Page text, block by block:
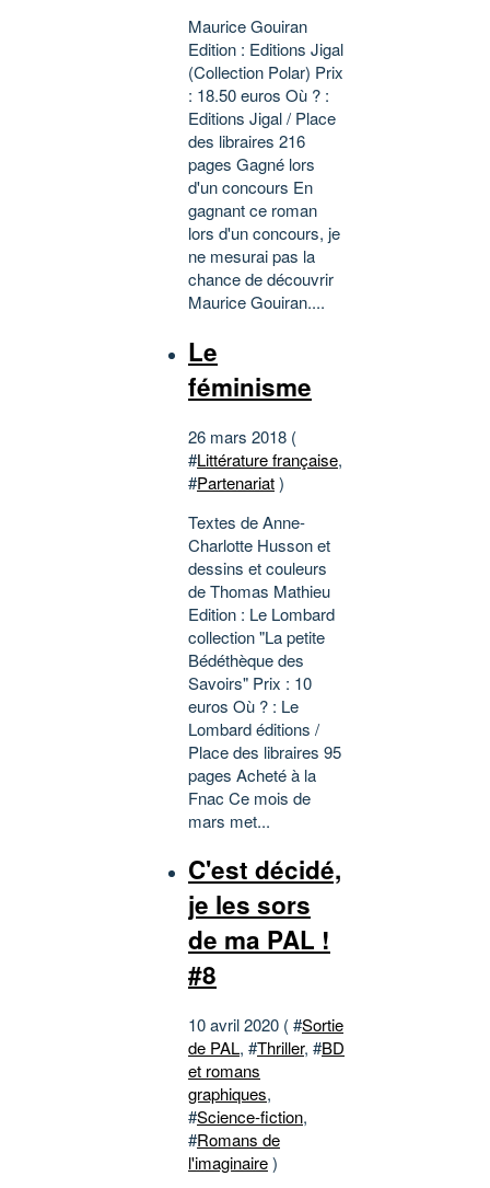
Maurice Gouiran
Edition : Editions Jigal
(Collection Polar) Prix
: 18.50 euros Où ? :
Editions Jigal / Place
des libraires 216
pages Gagné lors
d'un concours En
gagnant ce roman
lors d'un concours, je
ne mesurai pas la
chance de découvrir
Maurice Gouiran....
Le
féminisme
26 mars 2018 (
#Littérature française,
#Partenariat)
Textes de Anne-
Charlotte Husson et
dessins et couleurs
de Thomas Mathieu
Edition : Le Lombard
collection "La petite
Bédéthèque des
Savoirs" Prix : 10
euros Où ? : Le
Lombard éditions /
Place des libraires 95
pages Acheté à la
Fnac Ce mois de
mars met...
C'est décidé,
je les sors
de ma PAL !
#8
10 avril 2020 ( #Sortie
de PAL, #Thriller, #BD
et romans
graphiques,
#Science-fiction,
#Romans de
l'imaginaire)